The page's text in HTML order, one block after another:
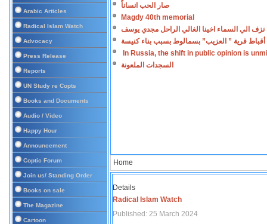
Arabic Articles
Radical Islam Watch
Advocacy
Press Release
Reports
UN Study re Copts
Books and Documents
Audio / Video
Happy Hour
Announcement
Coptic Forum
Join us/ Standing Order
Books on sale
The Magazine
Cartoon
صار الحب انساناً
Magdy 40th memorial
نزف الي السماء اخينا الغالي الراحل مجدي يوسف
أقباط قرية ” العزيب” بسمالوط بسبب بناء كنيسة
In Russia, the shift in public opinion is
السجدات الملعونة
Home
Details
Radical Islam Watch
Published: 25 March 2024